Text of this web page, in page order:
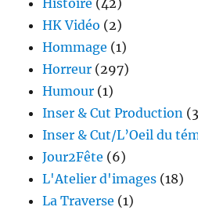
Histoire (42)
HK Vidéo (2)
Hommage (1)
Horreur (297)
Humour (1)
Inser & Cut Production
Inser & Cut/L’Oeil du
Jour2Fête (6)
L'Atelier d'images (18)
La Traverse (1)